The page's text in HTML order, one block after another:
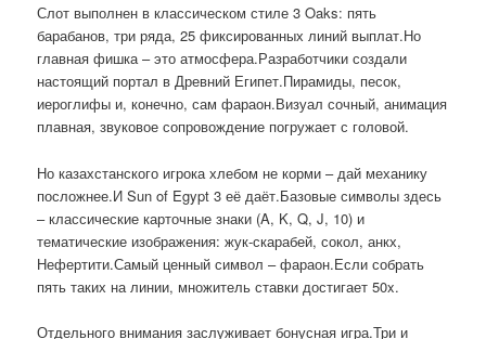
Слот выполнен в классическом стиле 3 Oaks: пять
барабанов, три ряда, 25 фиксированных линий выплат.Но
главная фишка – это атмосфера.Разработчики создали
настоящий портал в Древний Египет.Пирамиды, песок,
иероглифы и, конечно, сам фараон.Визуал сочный, анимация
плавная, звуковое сопровождение погружает с головой.
Но казахстанского игрока хлебом не корми – дай механику
посложнее.И Sun of Egypt 3 её даёт.Базовые символы здесь
– классические карточные знаки (A, K, Q, J, 10) и
тематические изображения: жук-скарабей, сокол, анкх,
Нефертити.Самый ценный символ – фараон.Если собрать
пять таких на линии, множитель ставки достигает 50x.
Отдельного внимания заслуживает бонусная игра.Три и